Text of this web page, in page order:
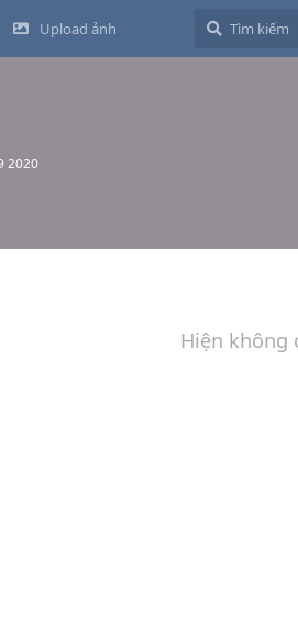
Upload ảnh
2020
Hiện không